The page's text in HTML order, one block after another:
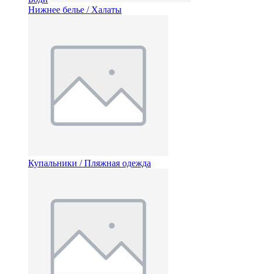
Нижнее белье / Халаты
Купальники / Пляжная одежда